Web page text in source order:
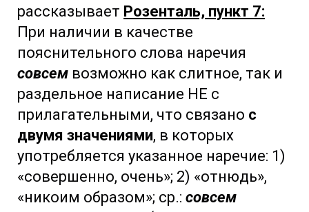
рассказывает Розенталь, пункт 7:
При наличии в качестве
пояснительного слова наречия
совсем возможно как слитное, так и
раздельное написание НЕ с
прилагательными, что связано с
двумя значениями, в которых
употребляется указанное наречие: 1)
«совершенно, очень»; 2) «отнюдь»,
«никоим образом»; ср.: совсем